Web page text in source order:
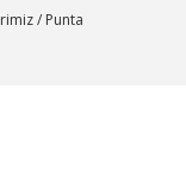
/ Punta